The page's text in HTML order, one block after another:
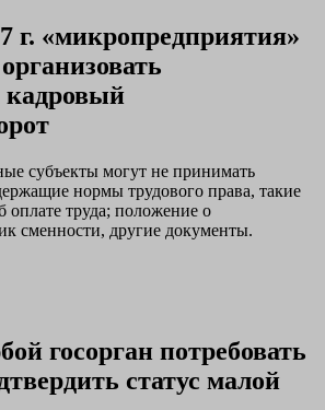
г. «микропредприятия»
субъекты могут не принимать
нормы трудового права, такие
оплате труда; положение о
сменности, другие документы.
госорган потребовать
статус малой